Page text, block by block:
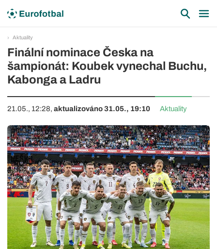
Aktuality
Finální nominace Česka na
šampionát: Koubek vynechal Buchu,
Kabonga a Ladru
21.05., 12:28, aktualizováno 31.05., 19:10 Aktuality